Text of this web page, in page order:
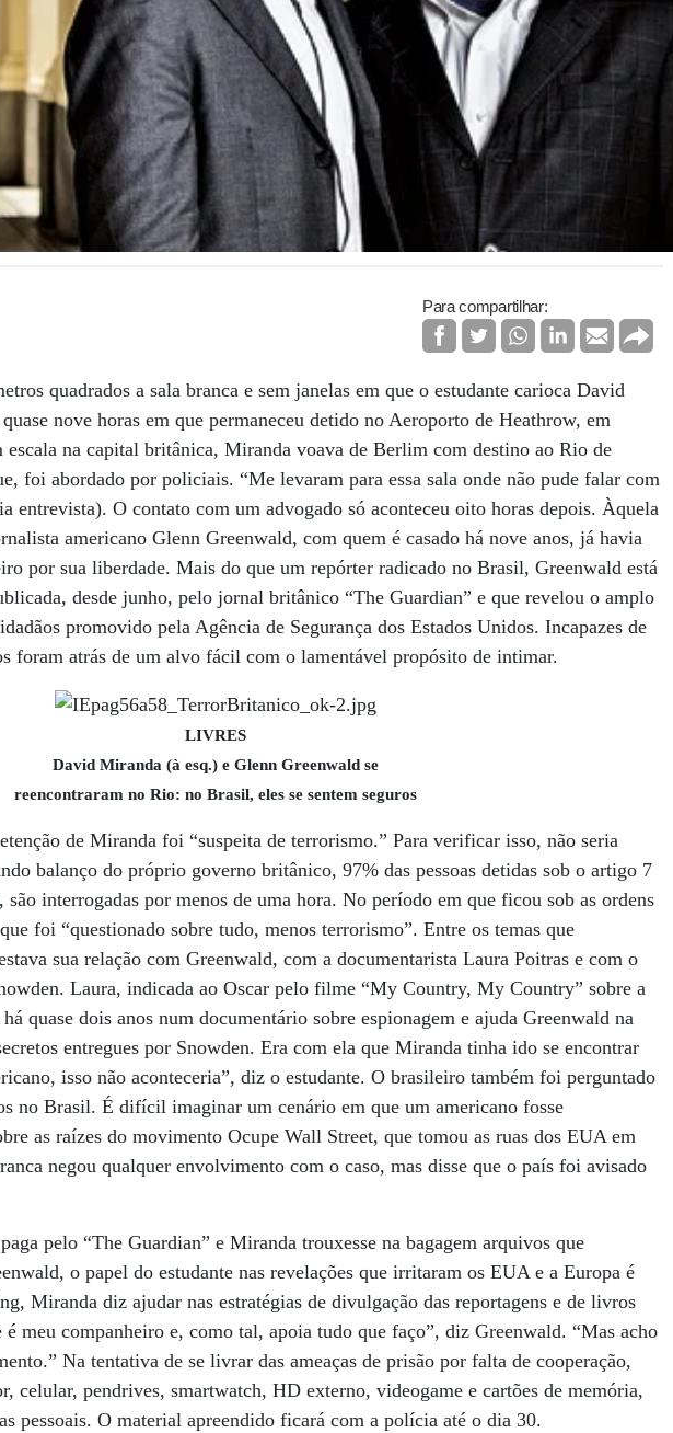
Para compartilhar:
quadrados a sala branca e sem janelas em que o estudante carioca David
nove horas em que permaneceu detido no Aeroporto de Heathrow, em
na capital britânica, Miranda voava de Berlim com destino ao Rio de
foi abordado por policiais. “Me levaram para essa sala onde não pude falar com
entrevista). O contato com um advogado só aconteceu oito horas depois. Àquela
americano Glenn Greenwald, com quem é casado há nove anos, já havia
por sua liberdade. Mais do que um repórter radicado no Brasil, Greenwald está
desde junho, pelo jornal britânico “The Guardian” e que revelou o amplo
promovido pela Agência de Segurança dos Estados Unidos. Incapazes de
foram atrás de um alvo fácil com o lamentável propósito de intimar.
LIVRES
David Miranda (à esq.) e Glenn Greenwald se
reencontraram no Rio: no Brasil, eles se sentem seguros
de Miranda foi “suspeita de terrorismo.” Para verificar isso, não seria
balanço do próprio governo britânico, 97% das pessoas detidas sob o artigo 7
interrogadas por menos de uma hora. No período em que ficou sob as ordens
foi “questionado sobre tudo, menos terrorismo”. Entre os temas que
sua relação com Greenwald, com a documentarista Laura Poitras e com o
Laura, indicada ao Oscar pelo filme “My Country, My Country” sobre a
quase dois anos num documentário sobre espionagem e ajuda Greenwald na
entregues por Snowden. Era com ela que Miranda tinha ido se encontrar
isso não aconteceria”, diz o estudante. O brasileiro também foi perguntado
no Brasil. É difícil imaginar um cenário em que um americano fosse
as raízes do movimento Ocupe Wall Street, que tomou as ruas dos EUA em
negou qualquer envolvimento com o caso, mas disse que o país foi avisado
pelo “The Guardian” e Miranda trouxesse na bagagem arquivos que
o papel do estudante nas revelações que irritaram os EUA e a Europa é
Miranda diz ajudar nas estratégias de divulgação das reportagens e de livros
meu companheiro e, como tal, apoia tudo que faço”, diz Greenwald. “Mas acho
Na tentativa de se livrar das ameaças de prisão por falta de cooperação,
celular, pendrives, smartwatch, HD externo, videogame e cartões de memória,
pessoais. O material apreendido ficará com a polícia até o dia 30.